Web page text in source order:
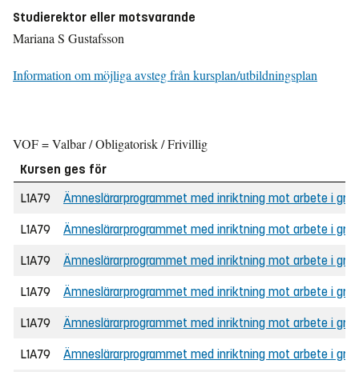
Studierektor eller motsvarande
Mariana S Gustafsson
Information om möjliga avsteg från kursplan/utbildningsplan
VOF = Valbar / Obligatorisk / Frivillig
Kursen ges för
L1A79
Ämneslärarprogrammet med inriktning mot arbete i
L1A79 Ämneslärarprogrammet med inriktning mot arbete i
L1A79 Ämneslärarprogrammet med inriktning mot arbete i
L1A79 Ämneslärarprogrammet med inriktning mot arbete i
L1A79 Ämneslärarprogrammet med inriktning mot arbete i
L1A79 Ämneslärarprogrammet med inriktning mot arbete i